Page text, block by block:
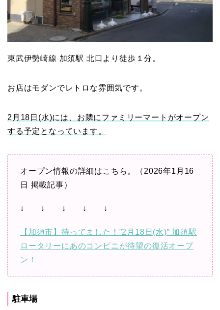
東武伊勢崎線 加須駅 北口より徒歩１分。
お店はモダンでレトロな雰囲気です。
2月18日(水)には、お隣にファミリーマートがオープン
する予定となっています。
オープン情報の詳細はこちら。（2026年1月16
日 掲載記事）
↓ ↓ ↓ ↓ ↓
【加須市】待ってました！”2月18日(水)” 加須駅
ロータリーにあのコンビニが待望の復活オープ
ン！
駐車場